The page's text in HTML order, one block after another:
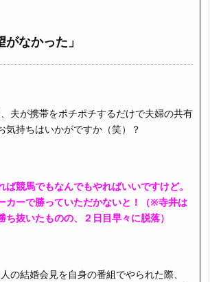
がなかった」
夫が携帯をポチポチするだけで夫婦の共有
気持ちはいかがですか（笑）？
競馬でもなんでもやればいいですけど。
カーで勝っていただかないと！（※寺井は
ち抜いたものの、２日目早々に脱落）
の結婚会見を自身の番組でやられた際、